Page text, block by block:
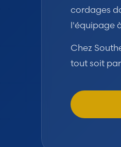
cordages
l'équipage
Chez
tout soit